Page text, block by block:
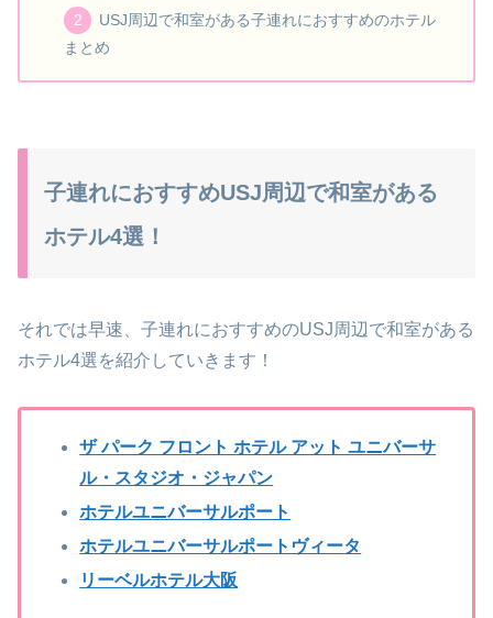
USJ周辺で和室がある子連れにおすすめのホテル
まとめ
子連れにおすすめUSJ周辺で和室がある
ホテル4選！
それでは早速、子連れにおすすめのUSJ周辺で和室がある
ホテル4選を紹介していきます！
ザ パーク フロント ホテル アット ユニバーサ
ル・スタジオ・ジャパン
ホテルユニバーサルポート
ホテルユニバーサルポートヴィータ
リーベルホテル大阪